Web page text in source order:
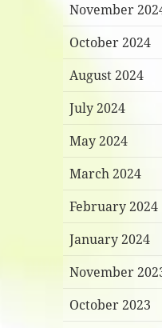
November
October 2024
August 2024
July 2024
May 2024
March 2024
February 2024
January 2024
November
October 2023